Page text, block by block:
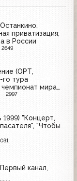
приватизация;
в России
2649
(ОРТ,
го тура
мира
2997
"Концерт,
"Чтобы
канал,